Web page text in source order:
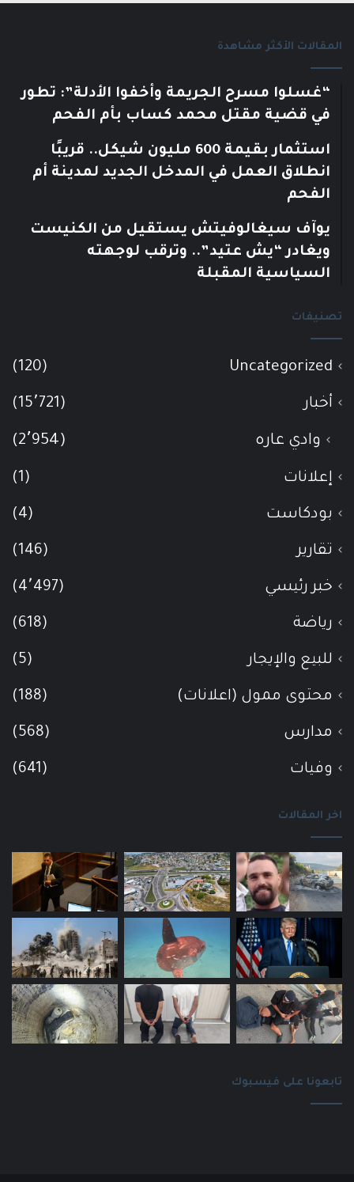
المقالات الأكثر مشاهدة
“غسلوا مسرح الجريمة وأخفوا الأدلة”: تطور
في قضية مقتل محمد كساب بأم الفحم
استثمار بقيمة 600 مليون شيكل.. قريبًا
انطلاق العمل في المدخل الجديد لمدينة أم
الفحم
يوآف سيغالوفيتش يستقيل من الكنيست
ويغادر “يش عتيد”.. وترقب لوجهته
السياسية المقبلة
تصنيفات
Uncategorized
(120)
أخبار (15٬721)
وادي عاره (2٬954)
إعلانات (1)
بودكاست (4)
تقارير (146)
خبر رئيسي (4٬497)
رياضة (618)
للبيع والإيجار (5)
محتوى ممول (اعلانات) (188)
مدارس (568)
وفيات (641)
اخر المقالات
تابعونا على فيسبوك